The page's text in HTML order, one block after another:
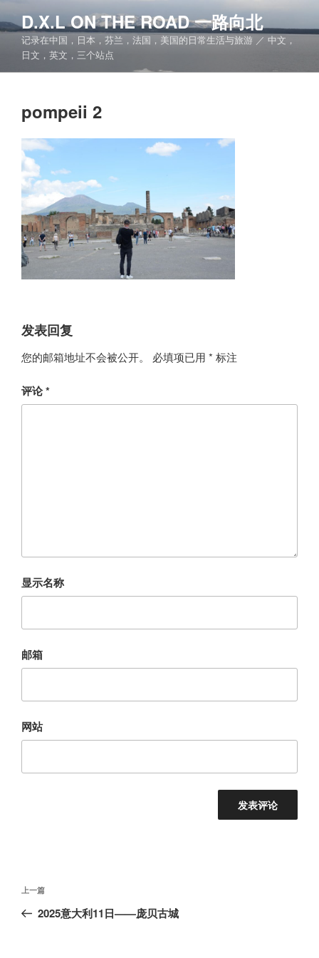
至
D.X.L ON THE ROAD 一路向北
记录在中国，日本，芬兰，法国，美国的日常生活与旅游 ／ 中文，
日文，英文，三个站点
pompeii 2
发表回复
您的邮箱地址不会被公开。 必填项已用 * 标注
评论*
显示名称
邮箱
网站
文
导
上
一
上一篇
2025意大利11日——庞贝古城